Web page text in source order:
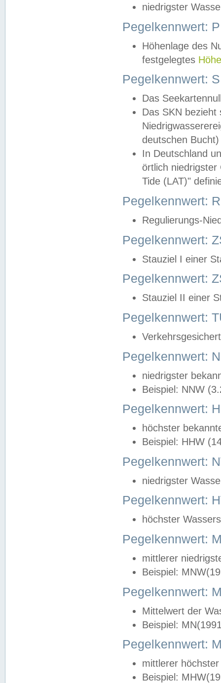
niedrigster
Pegelkennwert:
Höhenlage des
festgelegtes
Pegelkennwert:
Das
Das SKN
deutschen
In Deutschland
örtlich
Tide (LAT)"
Pegelkennwert:
Regulierungs-
Pegelkennwert:
Stauziel I einer
Pegelkennwert:
Stauziel II einer
Pegelkennwert:
Pegelkennwert:
niedrigster
Beispiel: NNW
Pegelkennwert:
höchster
Beispiel: HHW
Pegelkennwert:
niedrigster
Pegelkennwert:
höchster
Pegelkennwert:
mittlerer
Beispiel:
Pegelkennwert:
Mittelwert der
Beispiel:
Pegelkennwert:
mittlerer
Beispiel: